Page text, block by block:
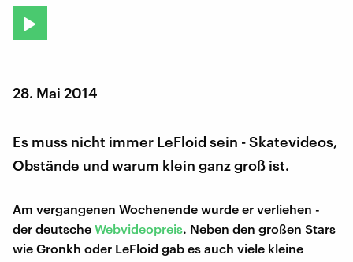
28. Mai 2014
Es muss nicht immer LeFloid sein - Skatevideos,
Obstände und warum klein ganz groß ist.
Am vergangenen Wochenende wurde er verliehen -
der deutsche Webvideopreis. Neben den großen Stars
wie Gronkh oder LeFloid gab es auch viele kleine